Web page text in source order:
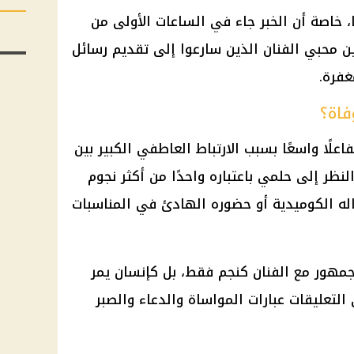
خاصة أن الخبر جاء في الساعات الأولى من
محبي الفنان الذين سارعوا إلى تقديم رسائل
واسعًا بسبب الارتباط العاطفي الكبير بين
إلى حلمي باعتباره واحدًا من أكثر نجوم
الكوميدية أو حضوره الهادئ في المناسبات
مع الفنان كنجم فقط، بل كإنسان يمر
عبارات المواساة والدعاء والصبر